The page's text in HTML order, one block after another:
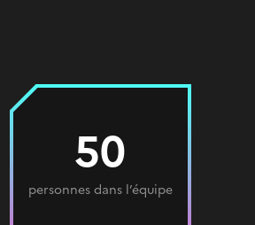
50
personnes dans l’équipe